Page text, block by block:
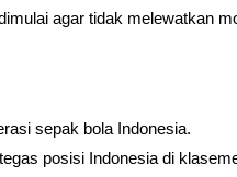
agar tidak melewatkan
sepak bola Indonesia.
posisi Indonesia di